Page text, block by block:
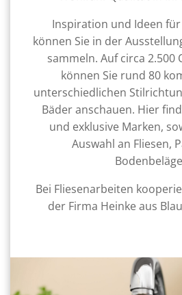
Inspiration und Ideen
können Sie in der
sammeln. Auf circa
können Sie rund 80
unterschiedlichen
Bäder anschauen. Hier
und exklusive Marken,
Auswahl an Fliesen,
Bei Fliesenarbeiten
der Firma Heinke aus